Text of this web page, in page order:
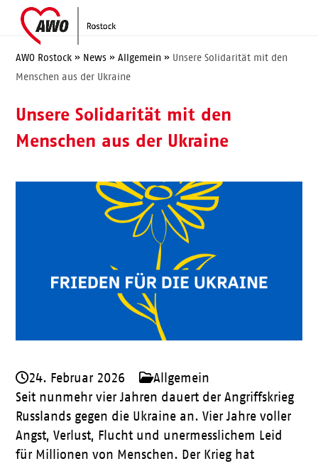
content
Open
mobile
menu
Close
mobile
menu
AWO Rostock » News »Allgemein » Unsere Solidarität mit den
Menschen aus der Ukraine
Unsere Solidarität mit den
Menschen aus der Ukraine
24. Februar 2026
Allgemein
Seit nunmehr vier Jahren dauert der Angriffskrieg
Russlands gegen die Ukraine an. Vier Jahre voller
Angst, Verlust, Flucht und unermesslichem Leid
für Millionen von Menschen. Der Krieg hat